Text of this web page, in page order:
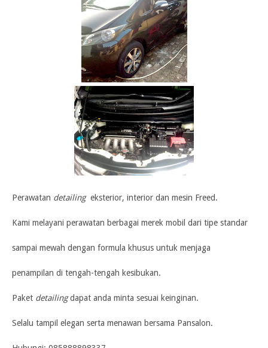
Perawatan detailingeksterior, interior dan mesin Freed.
Kami melayani perawatan berbagai merek mobil dari tipe standar
sampai mewah dengan formula khusus untuk menjaga
penampilan di tengah-tengah kesibukan.
Paket detailingdapat anda minta sesuai keinginan.
Selalu tampil elegan serta menawan bersama Pansalon.